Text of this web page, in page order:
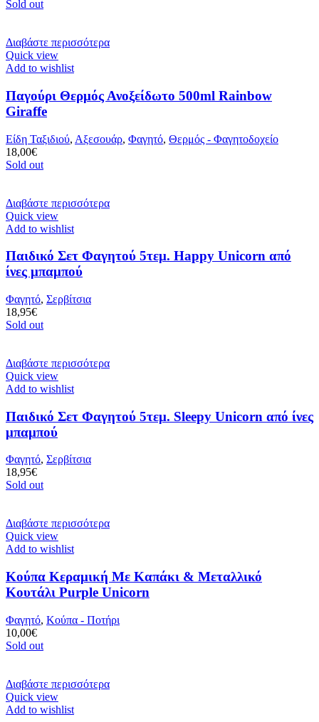
Sold out
Διαβάστε περισσότερα
Quick view
Add to wishlist
Παγούρι Θερμός Ανοξείδωτο 500ml Rainbow
Giraffe
Είδη Ταξιδιού, Αξεσουάρ, Φαγητό, Θερμός - Φαγητοδοχείο
18,00€
Sold out
Διαβάστε περισσότερα
Quick view
Add to wishlist
Παιδικό Σετ Φαγητού 5τεμ. Happy Unicorn από
ίνες μπαμπού
Φαγητό, Σερβίτσια
18,95€
Sold out
Διαβάστε περισσότερα
Quick view
Add to wishlist
Παιδικό Σετ Φαγητού 5τεμ. Sleepy Unicorn από ίνες
μπαμπού
Φαγητό, Σερβίτσια
18,95€
Sold out
Διαβάστε περισσότερα
Quick view
Add to wishlist
Κούπα Κεραμική Με Καπάκι & Μεταλλικό
Κουτάλι Purple Unicorn
Φαγητό, Κούπα - Ποτήρι
10,00€
Sold out
Διαβάστε περισσότερα
Quick view
Add to wishlist